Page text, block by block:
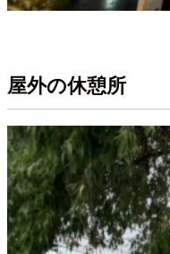
屋外の休憩所